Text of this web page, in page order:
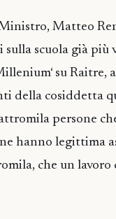
Matteo
scuola già più
su Raitre,
della cosiddetta
persone
hanno legittima
che un lavoro